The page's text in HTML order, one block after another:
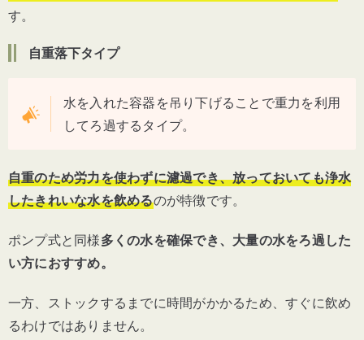
す。
自重落下タイプ
水を入れた容器を吊り下げることで重力を利用
してろ過するタイプ。
自重のため労力を使わずに濾過でき、放っておいても浄水
したきれいな水を飲めるのが特徴です。
ポンプ式と同様多くの水を確保でき、大量の水をろ過した
い方におすすめ。
一方、ストックするまでに時間がかかるため、すぐに飲め
るわけではありません。